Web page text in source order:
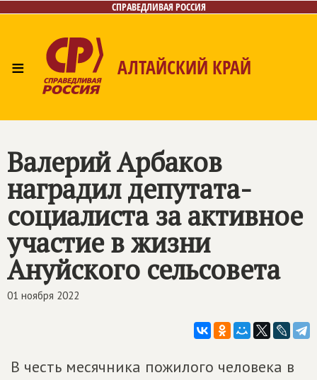
СПРАВЕДЛИВАЯ РОССИЯ
≡ АЛТАЙСКИЙ КРАЙ
Контакты
Валерий Арбаков
наградил депутата-
социалиста за активное
участие в жизни
Ануйского сельсовета
01 ноября 2022
В честь месячника пожилого человека в